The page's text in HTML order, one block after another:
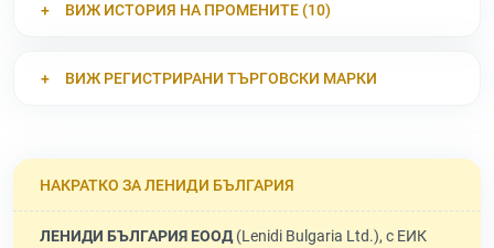
ВИЖ ИСТОРИЯ НА ПРОМЕНИТЕ (10)
ВИЖ РЕГИСТРИРАНИ ТЪРГОВСКИ МАРКИ
НАКРАТКО ЗА ЛЕНИДИ БЪЛГАРИЯ
ЛЕНИДИ БЪЛГАРИЯ ЕООД(Lenidi Bulgaria Ltd.), с ЕИК